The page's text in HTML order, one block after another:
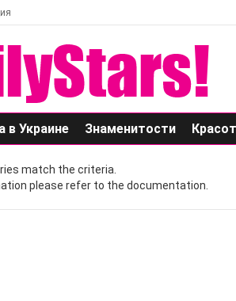
в Украине Знаменитости
match the criteria.
please refer to the documentation.